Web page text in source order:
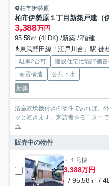
柏市伊勢原
柏市伊勢原１丁目新築戸建（
3,388万円
95.58㎡ (4LDK) /新築 /2階建
東武野田線「江戸川台」駅 徒
駐車2台可 建設住宅性能評価
耐震構造
公共下水
新築
浴室乾燥機付きの物件であれば、
ッと乾きます。来訪者をモニター
る
販売中の物件
・１号棟
3,388万円
- / 95.58㎡ /